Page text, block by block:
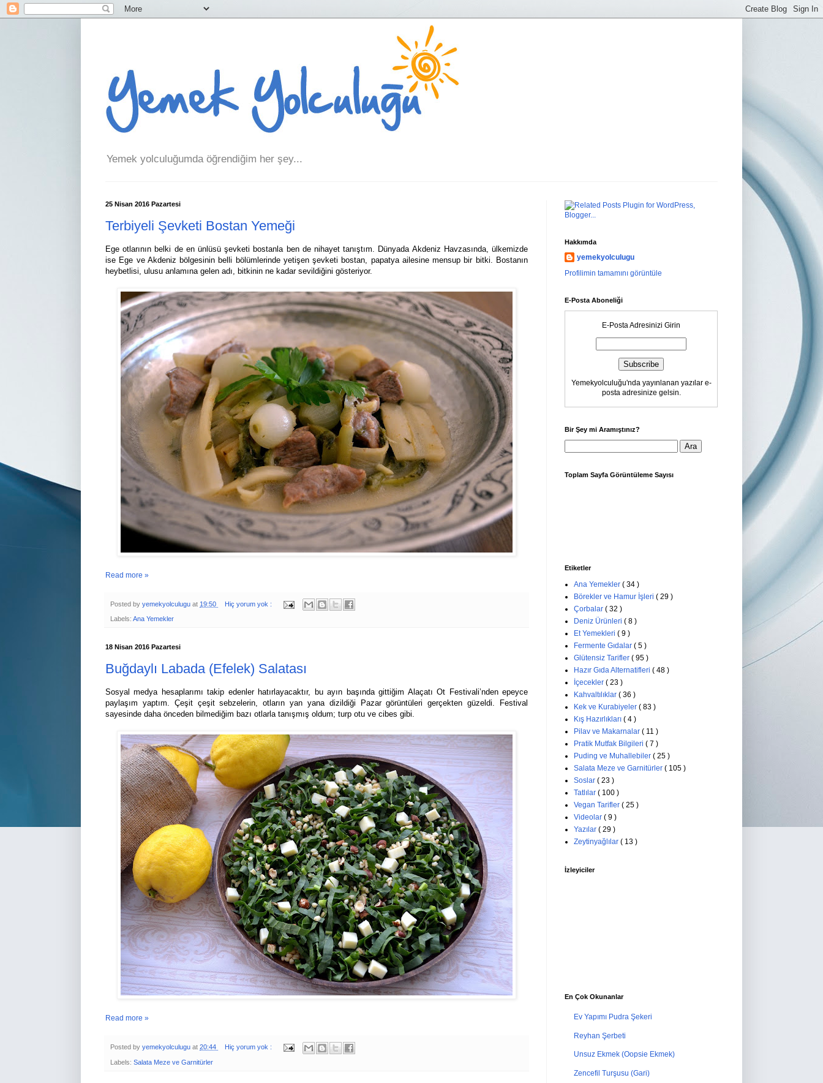
Yemek yolculuğumda öğrendiğim her şey...
25 Nisan 2016 Pazartesi
Terbiyeli Şevketi Bostan Yemeği
Ege otlarının belki de en ünlüsü şevketi bostanla ben de nihayet tanıştım. Dünyada Akdeniz Havzasında, ülkemizde
ise Ege ve Akdeniz bölgesinin belli bölümlerinde yetişen şevketi bostan, papatya ailesine mensup bir bitki. Bostanın
heybetlisi, ulusu anlamına gelen adı, bitkinin ne kadar sevildiğini gösteriyor.
Read more »
Posted by yemekyolculugu at 19:50 Hiç yorum yok :
Labels: Ana Yemekler
18 Nisan 2016 Pazartesi
Buğdaylı Labada (Efelek) Salatası
Sosyal medya hesaplarımı takip edenler hatırlayacaktır, bu ayın başında gittiğim Alaçatı Ot Festivali’nden epeyce
paylaşım yaptım. Çeşit çeşit sebzelerin, otların yan yana dizildiği Pazar görüntüleri gerçekten güzeldi. Festival
sayesinde daha önceden bilmediğim bazı otlarla tanışmış oldum; turp otu ve cibes gibi.
Read more »
Posted by yemekyolculugu at 20:44 Hiç yorum yok :
Labels: Salata Meze ve Garnitürler
Hakkımda
yemekyolculugu
Profilimin tamamını görüntüle
E-Posta Aboneliği
E-Posta Adresinizi Girin
Yemekyolculuğu'nda yayınlanan yazılar e-
posta adresinize gelsin.
Bir Şey mi Aramıştınız?
Toplam Sayfa Görüntüleme Sayısı
Etiketler
Ana Yemekler ( 34 )
Börekler ve Hamur İşleri ( 29 )
Çorbalar ( 32 )
Deniz Ürünleri ( 8 )
Et Yemekleri ( 9 )
Fermente Gıdalar ( 5 )
Glütensiz Tarifler ( 95 )
Hazır Gıda Alternatifleri ( 48 )
İçecekler ( 23 )
Kahvaltılıklar ( 36 )
Kek ve Kurabiyeler ( 83 )
Kış Hazırlıkları ( 4 )
Pilav ve Makarnalar ( 11 )
Pratik Mutfak Bilgileri ( 7 )
Puding ve Muhallebiler ( 25 )
Salata Meze ve Garnitürler ( 105 )
Soslar ( 23 )
Tatlılar ( 100 )
Vegan Tarifler ( 25 )
Videolar ( 9 )
Yazılar ( 29 )
Zeytinyağlılar ( 13 )
İzleyiciler
En Çok Okunanlar
Ev Yapımı Pudra Şekeri
Reyhan Şerbeti
Unsuz Ekmek (Oopsie Ekmek)
Zencefil Turşusu (Gari)